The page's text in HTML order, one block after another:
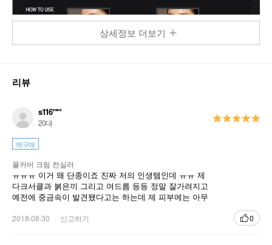
상세정보 더보기
리뷰
s116****
20대
재구매
풀커버 크림 컨실러
ㅠㅠㅠ 이거 왜 단종이죠 진짜 저의 인생템인데 ㅠㅠ 제
다크서클과 붉은끼 그리고 여드름 등등 정말 잘가려지고
예전에 중금속이 발견됐다고는 하는데 제 피부에는 아무
학생이라 이것저것 많이 써보진 않았지만 제가 가진 컨실
2018.08.30 신고하기 0